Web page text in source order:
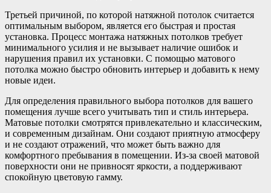
Третьей причиной, по которой натяжной потолок считается
оптимальным выбором, является его быстрая и простая
установка. Процесс монтажа натяжных потолков требует
минимального усилия и не вызывает наличие ошибок и
нарушения правил их установки. С помощью матового
потолка можно быстро обновить интерьер и добавить к нему
новые идеи.
Для определения правильного выбора потолков для вашего
помещения лучше всего учитывать тип и стиль интерьера.
Матовые потолки смотрятся привлекательно и классическим,
и современным дизайнам. Они создают приятную атмосферу
и не создают отражений, что может быть важно для
комфортного пребывания в помещении. Из-за своей матовой
поверхности они не привносят яркости, а поддерживают
спокойную цветовую гамму.